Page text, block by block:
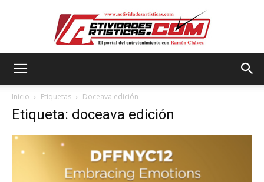
Inicio Etiquetas Doceava edición
Etiqueta: doceava edición